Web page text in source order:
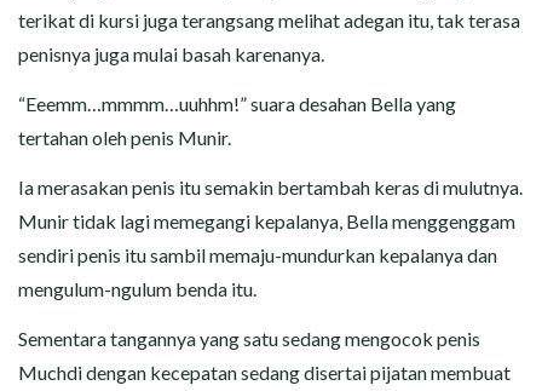
terikat di kursi juga terangsang melihat adegan itu, tak terasa
penisnya juga mulai basah karenanya.
“Eeemm…mmmm…uuhhm!” suara desahan Bella yang
tertahan oleh penis Munir.
Ia merasakan penis itu semakin bertambah keras di mulutnya.
Munir tidak lagi memegangi kepalanya, Bella menggenggam
sendiri penis itu sambil memaju-mundurkan kepalanya dan
mengulum-ngulum benda itu.
Sementara tangannya yang satu sedang mengocok penis
Muchdi dengan kecepatan sedang disertai pijatan membuat